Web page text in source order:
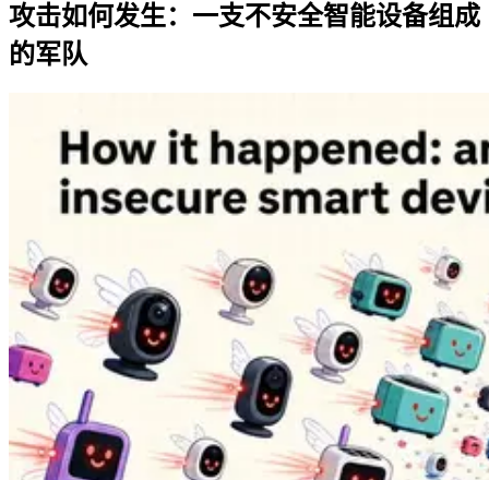
攻击如何发生：一支不安全智能设备组成
的军队